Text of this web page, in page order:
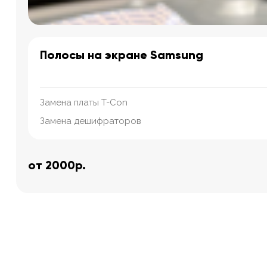
Полосы на экране Samsung
Замена платы T-Con
Замена дешифраторов
от 2000р.